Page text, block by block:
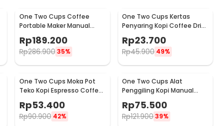
One Two Cups Coffee
Portable Maker Manual
Hand Press Espresso 300ml
- T35066
Rp189.200
Rp286.900 35%
One Two Cups Kertas
Penyaring Kopi Coffee Drip
Bag Paper Filter 50PCS -
T111
Rp23.700
Rp45.900 49%
One Two Cups Moka Pot
Teko Kopi Espresso Coffee
Stovetop 2 Cup 100ml -
Z20
Rp53.400
Rp90.900 42%
One Two Cups Alat
Penggiling Kopi Manual
Coffee Grinder Wood -
16290
Rp75.500
Rp121.90039%